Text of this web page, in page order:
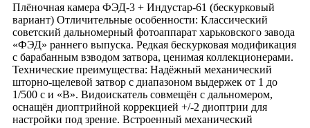
Плёночная камера ФЭД-3 + Индустар-61 (бескурковый
вариант) Отличительные особенности: Классический
советский дальномерный фотоаппарат харьковского завода
«ФЭД» раннего выпуска. Редкая бескурковая модификация
с барабанным взводом затвора, ценимая коллекционерами.
Технические преимущества: Надёжный механический
шторно-щелевой затвор с диапазоном выдержек от 1 до
1/500 с и «В». Видоискатель совмещён с дальномером,
оснащён диоптрийной коррекцией +/-2 диоптрии для
настройки под зрение. Встроенный механический